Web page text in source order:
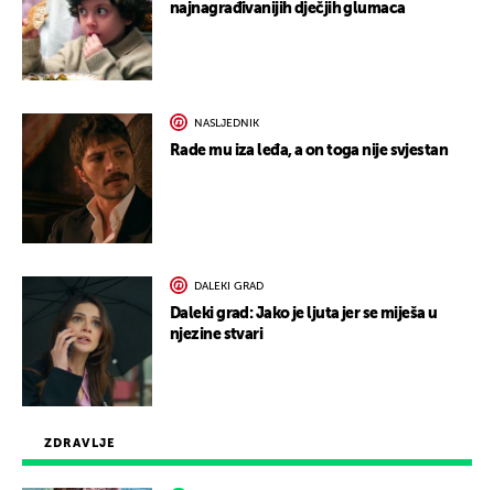
ZDRAVLJE
najnagrađivanijih dječjih glumaca
NASLJEDNIK
Rade mu iza leđa, a on toga nije svjestan
DALEKI GRAD
Daleki grad: Jako je ljuta jer se miješa u
njezine stvari